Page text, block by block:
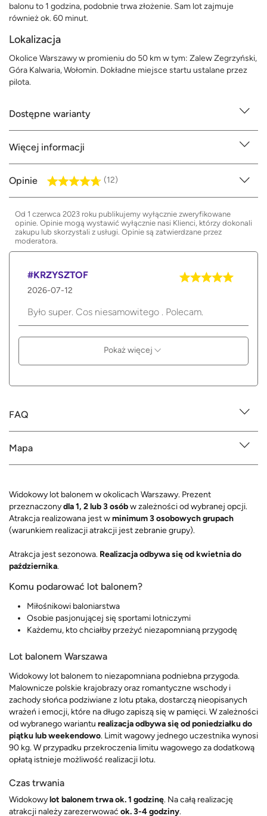
balonu to 1 godzina, podobnie trwa złożenie. Sam lot zajmuje
również ok. 60 minut.
Lokalizacja
Okolice Warszawy w promieniu do 50 km w tym: Zalew Zegrzyński,
Góra Kalwaria, Wołomin. Dokładne miejsce startu ustalane przez
pilota.
Dostępne warianty
Więcej informacji
Opinie (12)
Od 1 czerwca 2023 roku publikujemy wyłącznie zweryfikowane
opinie. Opinie mogą wystawić wyłącznie nasi Klienci, którzy dokonali
zakupu lub skorzystali z usługi. Opinie są zatwierdzane przez
moderatora.
#KRZYSZTOF
2026-07-12
Było super. Cos niesamowitego . Polecam.
Pokaż więcej
FAQ
Mapa
Widokowy lot balonem w okolicach Warszawy. Prezent
przeznaczonydla 1, 2 lub 3 osóbw zależności od wybranej opcji.
Atrakcja realizowana jest wminimum 3 osobowych grupach
(warunkiem realizacji atrakcji jest zebranie grupy).
Atrakcja jest sezonowa. Realizacja odbywa się od kwietnia do
października.
Komu podarować lot balonem?
Miłośnikowi baloniarstwa
Osobie pasjonującej się sportami lotniczymi
Każdemu, kto chciałby przeżyć niezapomnianą przygodę
Lot balonem Warszawa
Widokowy lot balonem to niezapomniana podniebna przygoda.
Malownicze polskie krajobrazy oraz romantyczne wschody i
zachody słońca podziwiane z lotu ptaka, dostarczą nieopisanych
wrażeń i emocji, które na długo zapiszą się w pamięci. W zależności
od wybranego wariantu realizacja odbywa się od poniedziałku do
piątku lub weekendowo. Limit wagowy jednego uczestnika wynosi
90 kg. W przypadku przekroczenia limitu wagowego za dodatkową
opłatą istnieje możliwość realizacji lotu.
Czas trwania
Widokowylot balonem trwa ok. 1 godzinę. Na całą realizację
atrakcji należy zarezerwować ok. 3-4 godziny.